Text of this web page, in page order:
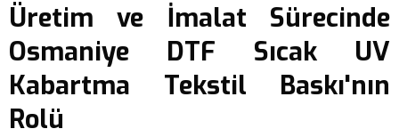
Üretim ve İmalat Sürecinde
Osmaniye DTF Sıcak UV
Kabartma Tekstil Baskı'nın
Rolü